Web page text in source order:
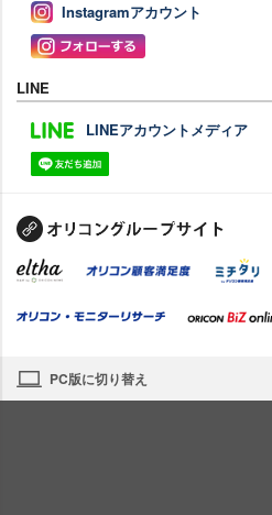
Instagramアカウント
LINE
LINEアカウントメディア
PC版に切り替え